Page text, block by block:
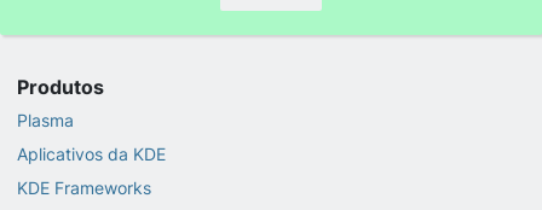
Produtos
Plasma
Aplicativos da KDE
KDE Frameworks